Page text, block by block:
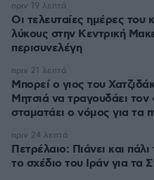
Οι τελευταίες ημέρες του
λύκους στην Κεντρική
περισυνελέγη
πριν 19 λεπτά
Μπορεί ο γιος του
Μητσιά να τραγουδάει τον
σταματάει ο νόμος για τα
πριν 21 λεπτά
Πετρέλαιο: Πιάνει και
το σχέδιο του Ιράν για τα
πριν 24 λεπτά